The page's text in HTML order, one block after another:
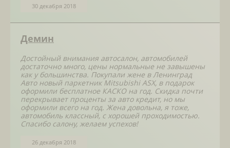
30 декабря 2018
Демин
Достойный внимания автосалон, автомобилей
достаточно много, цены нормальные не завышены
как у большинства. Покупали жене в Ленинград
Авто новый паркетник Mitsubishi ASX, в подарок
оформили бесплатное КАСКО на год. Скидка почти
перекрывает проценты за авто кредит, но мы
оформили всего на год. Жена довольна, я тоже,
автомобиль классный, с хорошей проходимостью.
Спасибо салону, желаем успехов!
26 декабря 2018